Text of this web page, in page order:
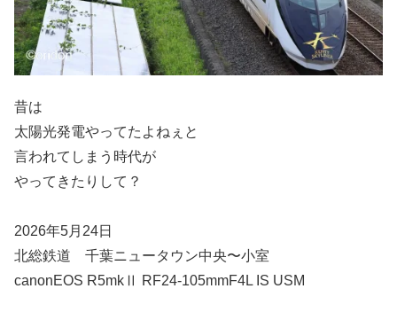
昔は
太陽光発電やってたよねぇと
言われてしまう時代が
やってきたりして？
2026年5月24日
北総鉄道 千葉ニュータウン中央〜小室
canonEOS R5mkⅡ RF24-105mmF4L IS USM